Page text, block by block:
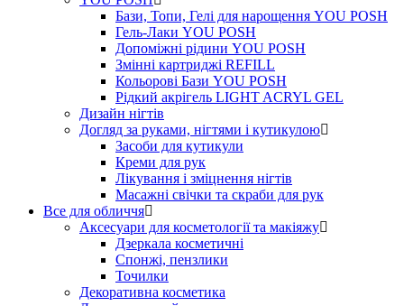
Бази, Топи, Гелі для нарощення YOU POSH
Гель-Лаки YOU POSH
Допоміжні рідини YOU POSH
Змінні картриджі REFILL
Кольорові Бази YOU POSH
Рідкий акрігель LIGHT ACRYL GEL
Дизайн нігтів
Догляд за руками, нігтями і кутикулою
Засоби для кутикули
Креми для рук
Лікування і зміцнення нігтів
Масажні свічки та скраби для рук
Все для обличчя
Аксесуари для косметології та макіяжу
Дзеркала косметичні
Спонжі, пензлики
Точилки
Декоративна косметика